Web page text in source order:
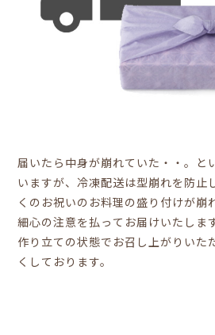
届いたら中身が崩れていた・・。と
いますが、冷凍配送は型崩れを防止
くのお祝いのお料理の盛り付けが崩
細心の注意を払ってお届けいたしま
作り立ての状態でお召し上がりいた
くしております。